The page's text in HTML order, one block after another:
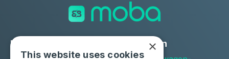
Lösungen Industrien
×
This website uses cookies